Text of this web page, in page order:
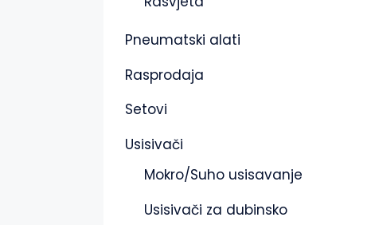
Pneumatski alati
Rasprodaja
Setovi
Usisivači
Mokro/Suho usisavanje
Usisivači za dubinsko